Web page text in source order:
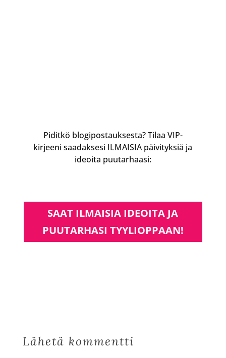
Piditkö blogipostauksesta? Tilaa VIP-
kirjeeni saadaksesi ILMAISIA päivityksiä ja
ideoita puutarhaasi:
SAAT ILMAISIA IDEOITA JA
PUUTARHASI TYYLIOPPAAN!
Lähetä kommentti